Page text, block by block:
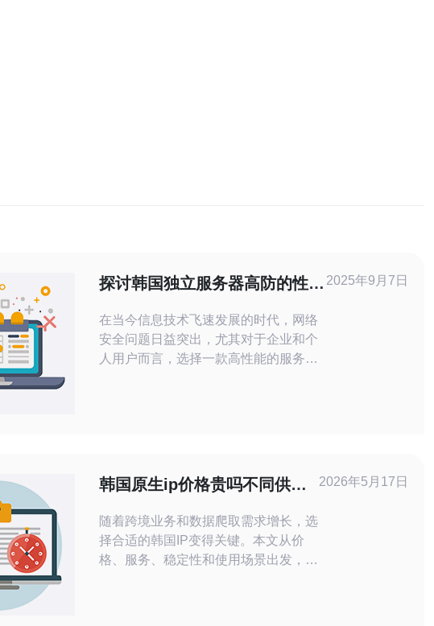
探讨韩国独立服务器高防的性能
在当今信息技术飞速发展的时代，网络
安全问题日益突出，尤其对于企业和个
人用户而言，选择一款高性能的服务器
考。 首先，什么是独立服务器？独立服
务器是指用户在某一台物理服务器上拥
有
2025年9月7日
韩国原生ip价格贵吗不同供应
随着跨境业务和数据爬取需求增长，选
择合适的韩国IP变得关键。本文从价
格、服务、稳定性和使用场景出发，对
2026年5月17日